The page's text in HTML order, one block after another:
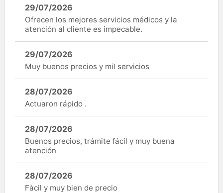
29/07/2026
Ofrecen los mejores servicios médicos y la
atención al cliente es impecable.
29/07/2026
Muy buenos precios y mil servicios
28/07/2026
Actuaron rápido .
28/07/2026
Buenos precios, trámite fácil y muy buena
atención
28/07/2026
Fàcil y muy bien de precio